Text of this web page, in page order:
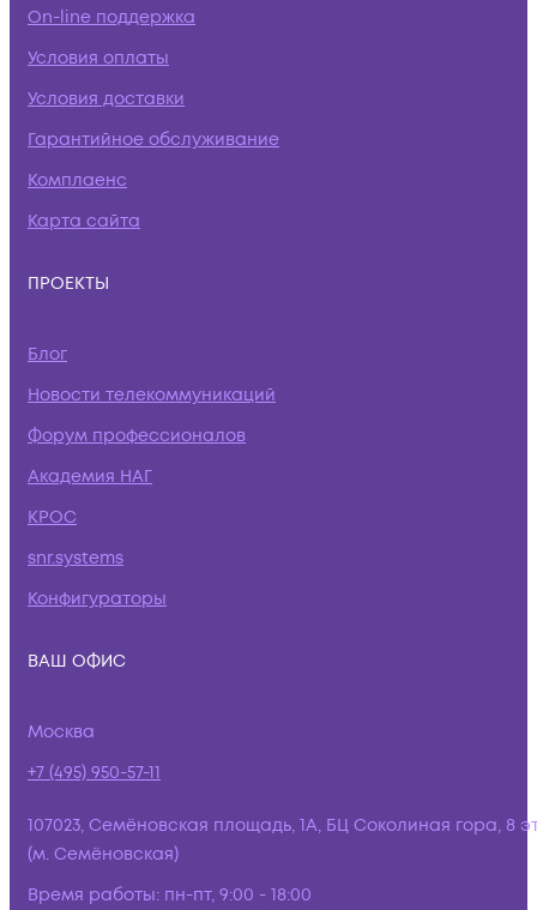
On-line поддержка
Условия оплаты
Условия доставки
Гарантийное обслуживание
Комплаенс
Карта сайта
ПРОЕКТЫ
Блог
Новости телекоммуникаций
Форум профессионалов
Академия НАГ
КРОС
snr.systems
Конфигураторы
ВАШ ОФИС
Москва
+7 (495) 950-57-11
107023, Семёновская площадь, 1А, БЦ Соколиная гора, 8
(м. Семёновская)
Время работы: пн-пт, 9:00 - 18:00